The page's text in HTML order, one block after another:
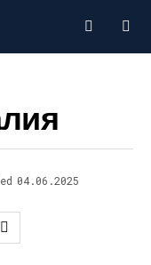
04.06.2025